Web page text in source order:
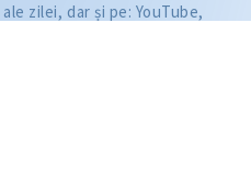
zilei, dar și pe: YouTube,